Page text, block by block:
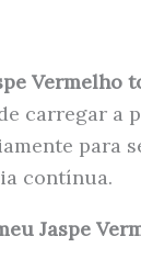
Vermelho
carregar a
para
contínua.
Jaspe